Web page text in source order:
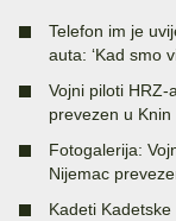
Telefon im je
auta: ‘Kad smo
Vojni piloti HRZ-
prevezen u Knin
Fotogalerija:
Nijemac
Kadeti